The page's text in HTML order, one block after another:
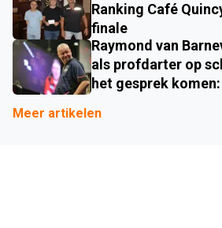
Ranking Café
finale
Raymond van
als profdarter op
het gesprek komen:
Meer artikelen